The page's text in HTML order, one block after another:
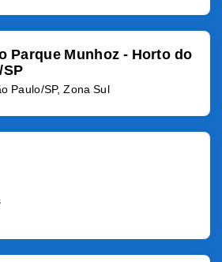
Parque Munhoz - Horto do
SP
Paulo/SP, Zona Sul